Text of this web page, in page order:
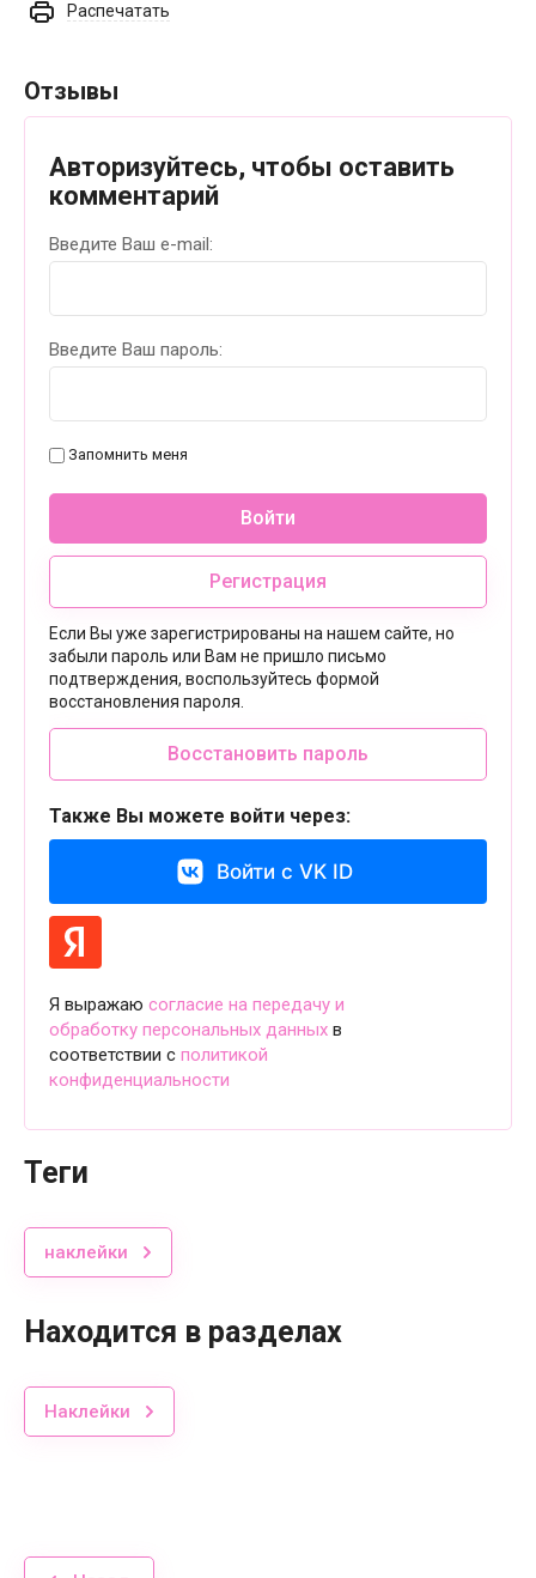
Распечатать
Отзывы
Авторизуйтесь, чтобы оставить
комментарий
Введите Ваш e-mail:
Введите Ваш пароль:
Запомнить меня
Войти
Регистрация
Если Вы уже зарегистрированы на нашем сайте, но
забыли пароль или Вам не пришло письмо
подтверждения, воспользуйтесь формой
восстановления пароля.
Восстановить пароль
Также Вы можете войти через:
Войти с VK ID
Я выражаю согласие на передачу и
обработку персональных данных в
соответствии с политикой
конфиденциальности
теги
наклейки
Находится в разделах
Наклейки